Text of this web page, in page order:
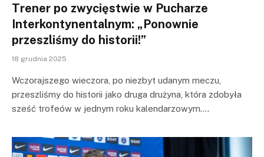
Trener po zwycięstwie w Pucharze
Interkontynentalnym: „Ponownie
przeszliśmy do historii!”
18 grudnia 2025
Wczorajszego wieczora, po niezbyt udanym meczu,
przeszliśmy do historii jako druga drużyna, która zdobyła
sześć trofeów w jednym roku kalendarzowym.…